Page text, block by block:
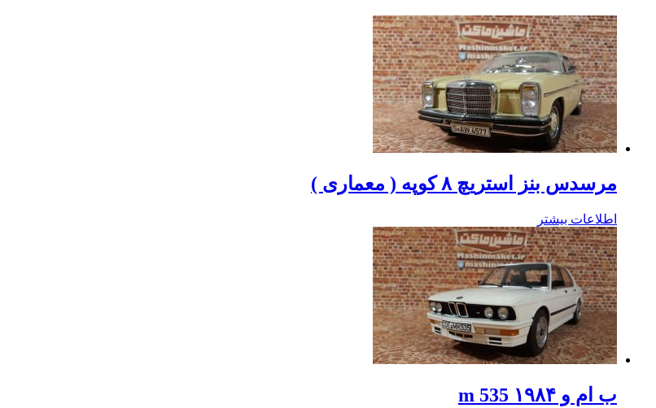
مرسدس بنز استریچ ۸ کوپه ( معماری )
اطلاعات بیشتر
ب ام و m 535 ۱۹۸۴